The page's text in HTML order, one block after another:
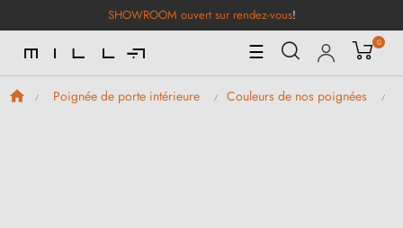
SHOWROOM ouvert sur rendez-vous!
Basculer
la
navigation
☰ 0
Poignée de porte intérieure Couleurs de nos poignées